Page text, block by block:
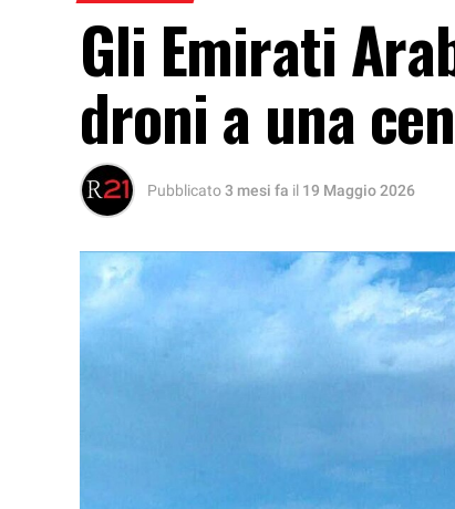
Gli Emirati
droni a una
Pubblicato3 mesi fa il 19 Maggio 2026